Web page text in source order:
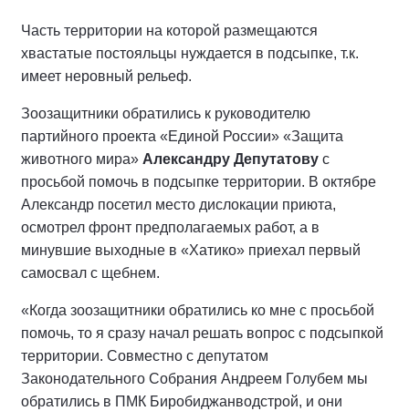
Часть территории на которой размещаются
хвастатые постояльцы нуждается в подсыпке, т.к.
имеет неровный рельеф.
Зоозащитники обратились к руководителю
партийного проекта «Единой России» «Защита
животного мира» Александру Депутатову с
просьбой помочь в подсыпке территории. В октябре
Александр посетил место дислокации приюта,
осмотрел фронт предполагаемых работ, а в
минувшие выходные в «Хатико» приехал первый
самосвал с щебнем.
«Когда зоозащитники обратились ко мне с просьбой
помочь, то я сразу начал решать вопрос с подсыпкой
территории. Совместно с депутатом
Законодательного Собрания Андреем Голубем мы
обратились в ПМК Биробиджанводстрой, и они